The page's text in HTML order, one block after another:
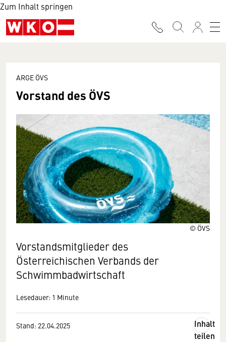
Zum Inhalt springen
© ÖVS
ARGE ÖVS
Vorstand des ÖVS
Vorstandsmitglieder des
Österreichischen Verbands der
Schwimmbadwirtschaft
Lesedauer: 1 Minute
Stand: 22.04.2025
Inhalt
teilen